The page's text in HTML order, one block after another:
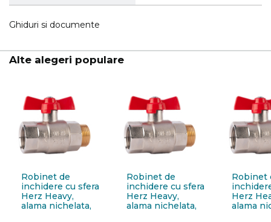
Ghiduri si documente
Alte alegeri populare
Robinet de
inchidere cu sfera
Herz Heavy,
alama nichelata,
Robinet de
inchidere cu sfera
Herz Heavy,
alama nichelata,
Robinet
Herz
alama